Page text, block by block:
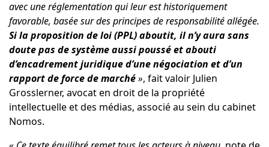
avec une réglementation qui leur est historiquement
favorable, basée sur des principes de responsabilité allégée.
Si la proposition de loi (PPL) aboutit, il n’y aura sans
doute pas de système aussi poussé et abouti
d’encadrement juridique d’une négociation et d’un
rapport de force de marché», fait valoir Julien
Grosslerner, avocat en droit de la propriété
intellectuelle et des médias, associé au sein du cabinet
Nomos.